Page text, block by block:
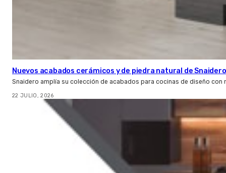
Nuevos acabados cerámicos y de piedra natural de Snaidero
Snaidero amplía su colección de acabados para cocinas de diseño
22 JULIO, 2026